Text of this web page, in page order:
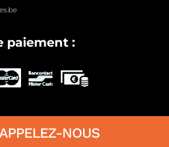
NOUS
paiement :